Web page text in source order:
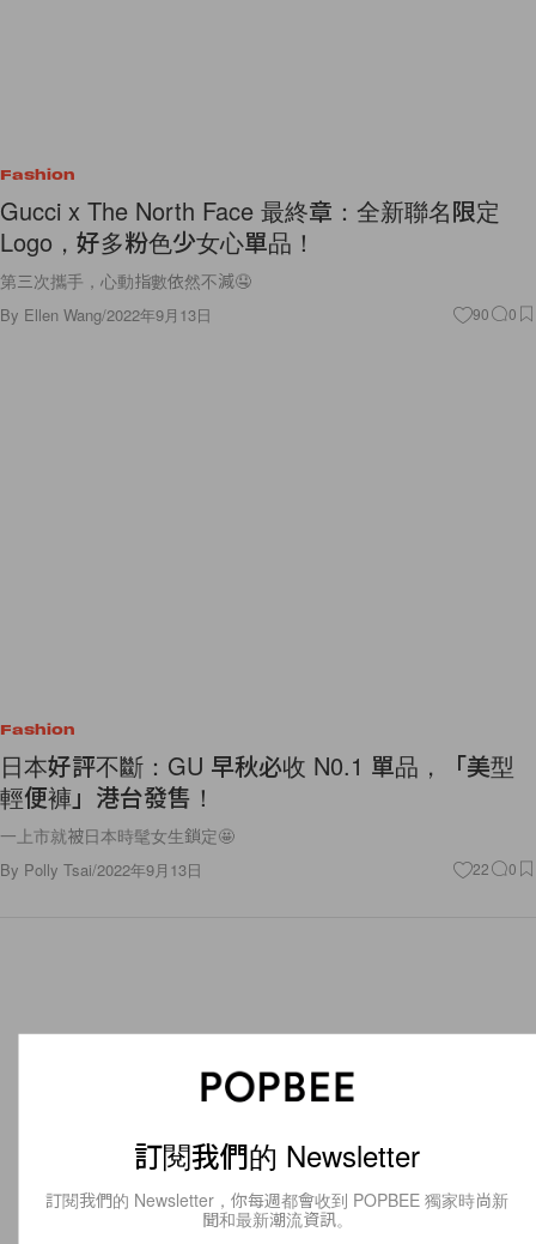
Fashion
Gucci x The North Face 最終章：全新聯名限定
Logo，好多粉色少女心單品！
第三次攜手，心動指數依然不減🤤
By Ellen Wang/2022年9月13日 90 0
Fashion
日本好評不斷：GU 早秋必收 N0.1 單品，「美型
輕便褲」港台發售！
一上市就被日本時髦女生鎖定🤩
By Polly Tsai/2022年9月13日 22 0
訂閱我們的 Newsletter
訂閱我們的 Newsletter，你每週都會收到 POPBEE 獨家時尚新
聞和最新潮流資訊。